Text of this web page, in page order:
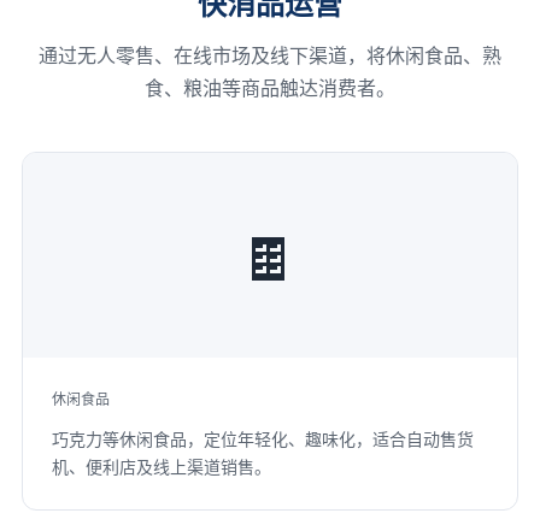
通过无人零售、在线市场及线下渠道，将休闲食品、熟
食、粮油等商品触达消费者。
🍫
休闲食品
巧克力等休闲食品，定位年轻化、趣味化，适合自动售货
机、便利店及线上渠道销售。